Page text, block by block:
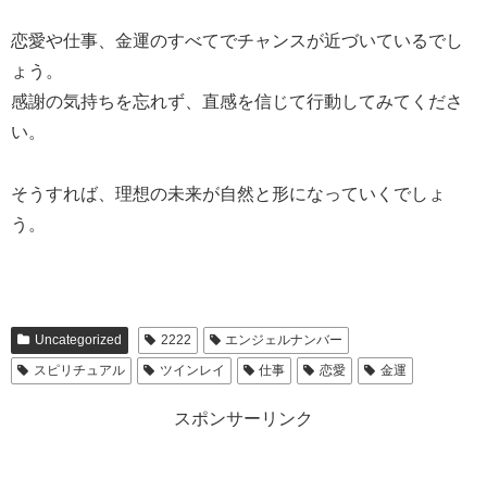
恋愛や仕事、金運のすべてでチャンスが近づいているでし
ょう。
感謝の気持ちを忘れず、直感を信じて行動してみてくださ
い。
そうすれば、理想の未来が自然と形になっていくでしょ
う。
Uncategorized 2222
エンジェルナンバー
スピリチュアル
ツインレイ 仕事 恋愛 金運
スポンサーリンク